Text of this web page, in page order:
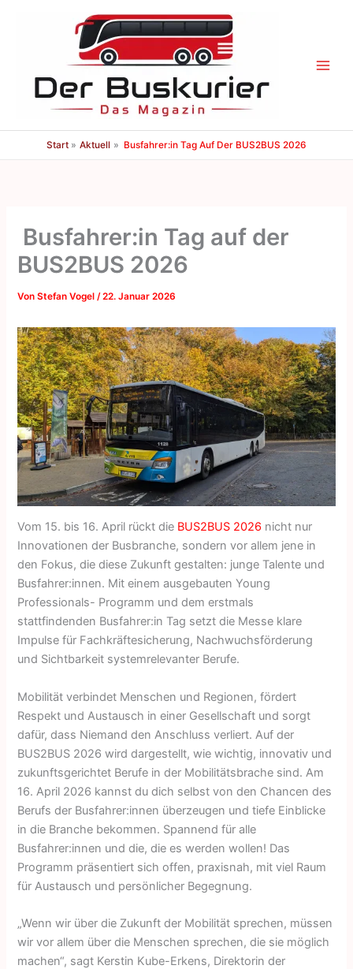
Start Aktuell Busfahrer:in Tag Auf Der BUS2BUS 2026
Busfahrer:in Tag auf der
BUS2BUS 2026
VonStefan Vogel/22. Januar 2026
Vom 15. bis 16. April rückt die BUS2BUS 2026 nicht nur
Innovationen der Busbranche, sondern vor allem jene in
den Fokus, die diese Zukunft gestalten: junge Talente und
Busfahrer:innen. Mit einem ausgebauten Young
Professionals- Programm und dem erstmals
stattfindenden Busfahrer:in Tag setzt die Messe klare
Impulse für Fachkräftesicherung, Nachwuchsförderung
und Sichtbarkeit systemrelevanter Berufe.
Mobilität verbindet Menschen und Regionen, fördert
Respekt und Austausch in einer Gesellschaft und sorgt
dafür, dass Niemand den Anschluss verliert. Auf der
BUS2BUS 2026 wird dargestellt, wie wichtig, innovativ und
zukunftsgerichtet Berufe in der Mobilitätsbrache sind. Am
16. April 2026 kannst du dich selbst von den Chancen des
Berufs der Busfahrer:innen überzeugen und tiefe Einblicke
in die Branche bekommen. Spannend für alle
Busfahrer:innen und die, die es werden wollen! Das
Programm präsentiert sich offen, praxisnah, mit viel Raum
für Austausch und persönlicher Begegnung.
„Wenn wir über die Zukunft der Mobilität sprechen, müssen
wir vor allem über die Menschen sprechen, die sie möglich
machen“, sagt Kerstin Kube-Erkens, Direktorin der